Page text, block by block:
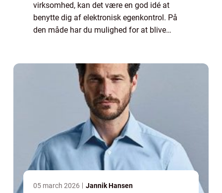
virksomhed, kan det være en god idé at
benytte dig af elektronisk egenkontrol. På
den måde har du mulighed for at blive
05 march 2026 Jannik Hansen